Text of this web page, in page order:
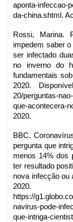
aponta-infeccao-
da-china.shtml.
Rossi, Marina.
impedem saber
ser infectado
no inverno do
fundamentais
2020.
20/perguntas-
que-
2020.
BBC.
pergunta que
menos 14% dos
ter resultado
nova infecção ou
https://
navirus-pode-
que-intriga-